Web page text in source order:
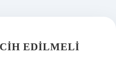
EDILMELI